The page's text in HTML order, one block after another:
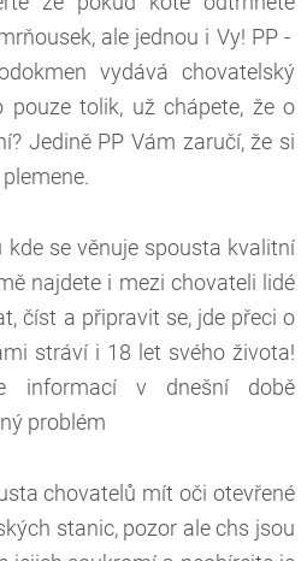
ale jednou i Vy! PP -
vydává chovatelský
pouze tolik, už chápete, že o
Jedině PP Vám zaručí, že si
se věnuje spousta kvalitní
najdete i mezi chovateli lidé
číst a připravit se, jde přeci o
stráví i 18 let svého života!
informací v dnešní době
problém
chovatelů mít oči otevřené
stanic, pozor ale chs jsou